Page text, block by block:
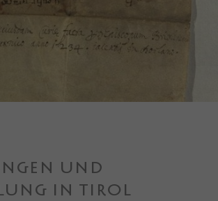
UND
IN TIROL